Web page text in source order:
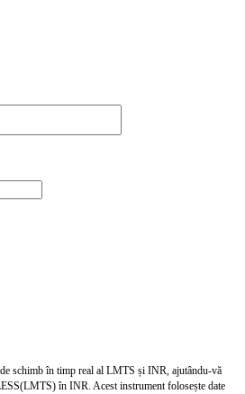
schimb în timp real al LMTS și INR, ajutându-vă
în INR. Acest instrument folosește date